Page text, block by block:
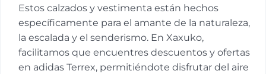
Estos calzados y vestimenta están hechos
específicamente para el amante de la naturaleza,
la escalada y el senderismo. En Xaxuko,
facilitamos que encuentres descuentos y ofertas
en adidas Terrex, permitiéndote disfrutar del aire